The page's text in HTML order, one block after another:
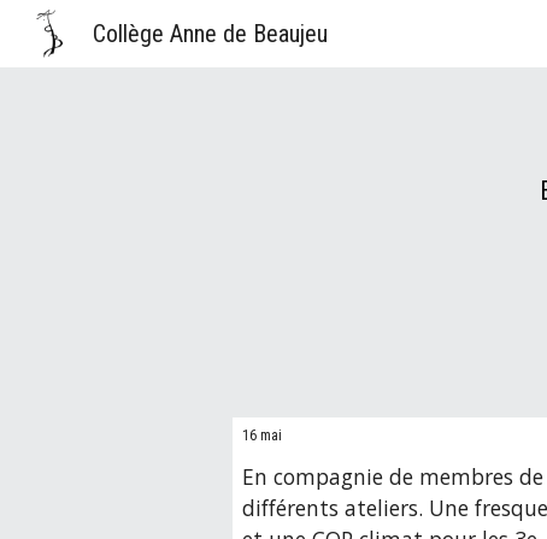
Collège Anne de Beaujeu
16 mai
En compagnie de membres
différents ateliers. Une